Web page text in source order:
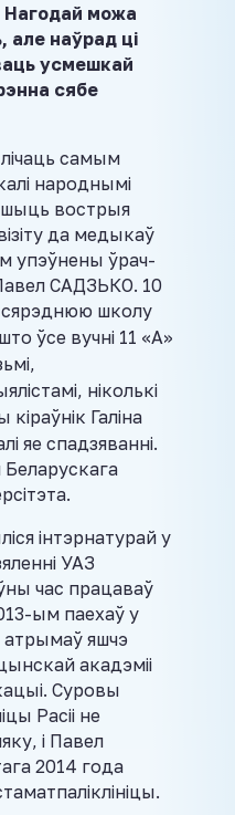
Нагодай можа
але наўрад ці
усмешкай
сябе
самым
народнымі
вострыя
да медыкаў
упэўнены ўрач-
САДЗЬКО. 10
сярэднюю школу
ўсе вучні 11 «А»
ніколькі
Галіна
яе спадзяванні.
інтэрнатурай у
УАЗ
час працаваў
ым паехаў у
яшчэ
акадэміі
Суровы
Расіі не
і Павел
2014 года